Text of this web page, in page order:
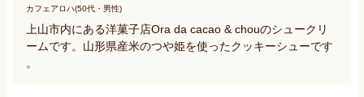
カフェアロハ(50代・男性)
上山市内にある洋菓子店Ora da cacao & chouのシュークリ
ームです。山形県産米のつや姫を使ったクッキーシューです
。